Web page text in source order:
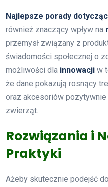
Najlepsze porady
również znaczący wpływ na
przemysł związany z
świadomości społecznej o
możliwości dla innowacji w
że dane pokazują rosnący
oraz akcesoriów pozytywnie
zwierząt.
Rozwiązania i
Praktyki
Ażeby skutecznie podejść do